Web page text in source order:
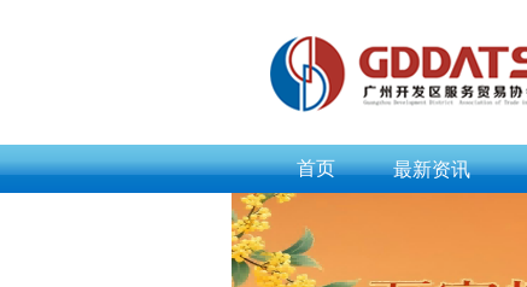
首页 最新资讯